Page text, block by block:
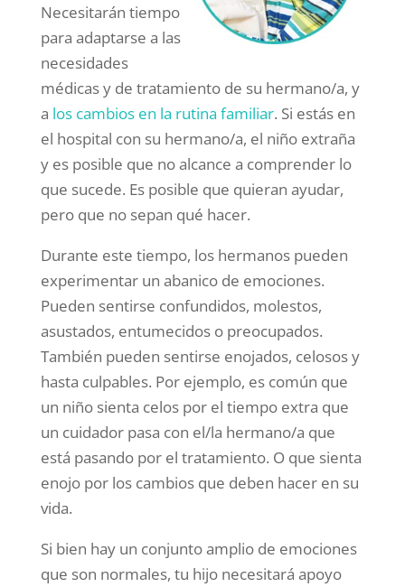
Necesitarán tiempo
para adaptarse a las
necesidades
médicas y de tratamiento de su hermano/a, y
a los cambios en la rutina familiar. Si estás en
el hospital con su hermano/a, el niño extraña
y es posible que no alcance a comprender lo
que sucede. Es posible que quieran ayudar,
pero que no sepan qué hacer.
Durante este tiempo, los hermanos pueden
experimentar un abanico de emociones.
Pueden sentirse confundidos, molestos,
asustados, entumecidos o preocupados.
También pueden sentirse enojados, celosos y
hasta culpables. Por ejemplo, es común que
un niño sienta celos por el tiempo extra que
un cuidador pasa con el/la hermano/a que
está pasando por el tratamiento. O que sienta
enojo por los cambios que deben hacer en su
vida.
Si bien hay un conjunto amplio de emociones
que son normales, tu hijo necesitará apoyo